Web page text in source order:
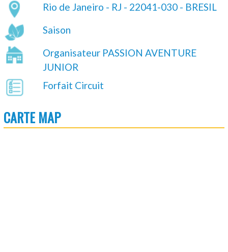
Rio de Janeiro - RJ - 22041-030 - BRESIL
Saison
Organisateur PASSION AVENTURE
JUNIOR
Forfait Circuit
CARTE MAP